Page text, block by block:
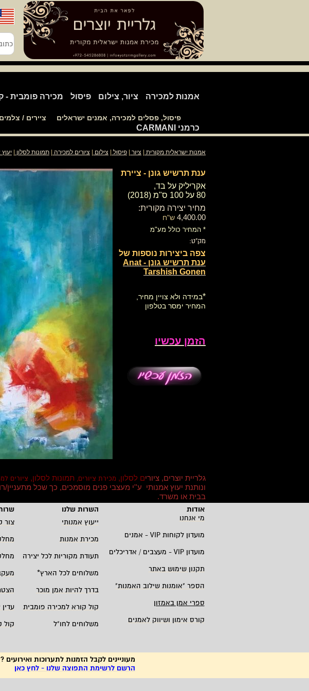
פיסול, פסלים למכירה, אמנים ישראלים ציירים /
אמנות למכירה ציור, צילום פיסול מכירה פומבית -
כרמני CARMANI
כתוב
מילת
אמנות ישראלית מקורית ציור פיסול צילום ציורים למכירה תמונות לסלון
ענת תרשיש גונן - ציירת
אקריליק על בד,
​80 על 100 ס"מ (2018)
מחיר יצירה מקורית:
4,400.00 ש"ח
* המחיר כולל מע"מ
מק"ט:
צפה ביצירות נוספות של
ענת תרשיש גונן - Anat
Tarshish Gonen
*במידה ולא צויין מחיר,
המחיר ימסר בטלפון
הזמן עכשיו
גלריית יוצרים, ציורים לסלון, מכירת ציורים, תמונות לסלון, ציורים
ונותנת יעוץ אמנותי ע''י מעצבי פנים מוסמכים, כך שכל
בבית או משרד.
אודות
השרות שלנו
מי אנחנו
ייעוץ אמנותי צור
מועדון לקוחות VIP - אמנים מכירת אמנות
מועדון VIP - מעצבים / אדריכלים תעודת מקוריות לכל יצירה
תקנון שימוש באתר
משלוחים לכל הארץ*
הספר "אומנות שילוב האמנות" בדרך להיות אמן מוכר
ספרי אמן באמזון
קול קורא למכירה פומבית
קורס אימון ושיווק לאמנים
משלוחים לחו"ל קול
מעוניינים לקבל הזמנות לתערוכות ואירועים ?
הרשם לרשימת התפוצה שלנו - לחץ כאן